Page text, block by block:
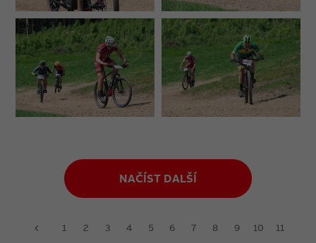
NAČÍST DALŠÍ
1 2 3 4 5 6 7 8 9 10
11